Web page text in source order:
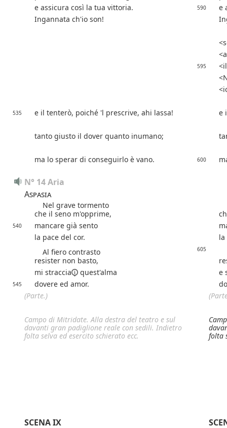
e assicura così la tua vittoria.
590
e
Ingannata ch'io son!
595
535 e il tenterò, poiché 'l prescrive, ahi lassa! e
tanto giusto il dover quanto inumano;
ma lo sperar di conseguirlo è vano. 600
N° 14 Aria
Aspasia
Nel grave tormento
che il seno m'opprime,
540 mancare già sento
la pace del cor.
la
Al fiero contrasto
605
resister non basto,
mi straccia quest'alma e
545 dovere ed amor.
(Parte.)
Campo di Mitridate. Alla destra del teatro e sul
davanti gran padiglione reale con sedili. Indietro
folta selva ed esercito schierato ecc.
folta
SCENA IX